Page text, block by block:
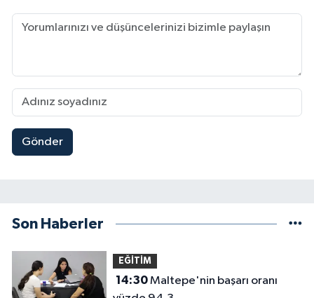
Gönder
Son Haberler
EĞİTİM
14:30Maltepe'nin başarı oranı